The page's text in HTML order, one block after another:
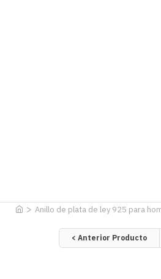
Anillo de plata de ley 925 para
< Anterior Producto